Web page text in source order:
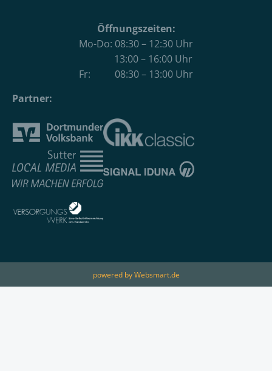
Öffnungszeiten:
Mo-Do: 08:30 – 12:30 Uhr
13:00 – 16:00 Uhr
Fr: 08:30 – 13:00 Uhr
Partner:
powered by Websmart.de